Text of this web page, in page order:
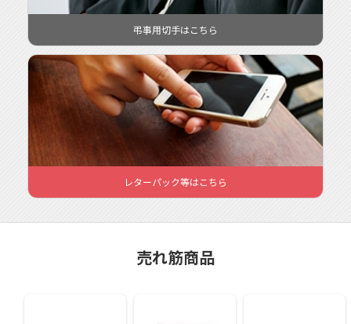
ってどんな時に使うの？
喪中はがきの切手には「弔事用85円普通切手花文様」をご利用く
ださい。
喪中はがきは正式には「年賀欠礼状」と言います。喪中はがきと
いうと、自分が喪中であることや、自分の家に不幸があったこと
を知らせる訃報のはがきと思っている方もいますが、本来は、
「喪中のため、今年は新年のお喜びをお伝えできませんので、失
礼いたします」という趣旨の挨拶状なのです。
弔事用切手はこちら
レターパックってどんな時に使うの？
書類や、荷物を送るときにレターパックがとても便利です。
らうフリマ形式のサイトやアプリがたくさんありますよね。
ると思います。レターパックを使えばそんな悩みを解決してくれ
レターパック等はこちら
売れ筋商品